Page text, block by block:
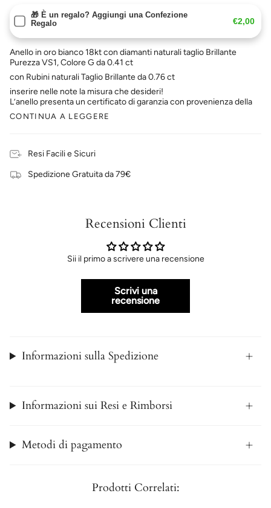
🎁 È un regalo? Aggiungi una Confezione
Regalo
€2,00
Anello in oro bianco 18kt con diamanti naturali taglio Brillante
Purezza VS1, Colore G da 0.41 ct
con Rubini naturali Taglio Brillante da 0.76 ct
inserire nelle note la misura che desideri!
L’anello presenta un certificato di garanzia con provenienza della
CONTINUA A LEGGERE
Resi Facili e Sicuri
Spedizione Gratuita da 79€
Recensioni Clienti
Sii il primo a scrivere una recensione
Scrivi una
recensione
Informazioni sulla Spedizione
Informazioni sui Resi e Rimborsi
Metodi di pagamento
Prodotti Correlati: